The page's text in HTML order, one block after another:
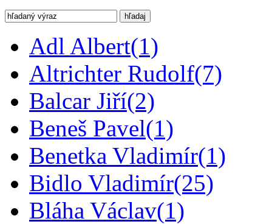
hľadaj
Adl Albert(1)
Altrichter Rudolf(7)
Balcar Jiří(2)
Beneš Pavel(1)
Benetka Vladimír(1)
Bidlo Vladimír(25)
Bláha Václav(1)